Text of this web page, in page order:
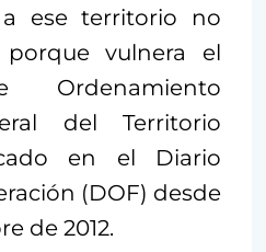
ese territorio no
vulnera el
Ordenamiento
del Territorio
en el Diario
(DOF) desde
de 2012.